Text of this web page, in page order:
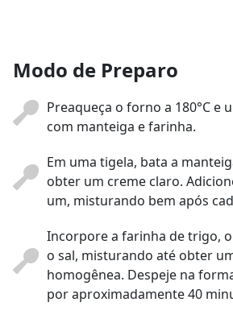
Modo de Preparo
Preaqueça o forno a 180°C e
com manteiga e farinha.
Em uma tigela, bata a
obter um creme claro.
um, misturando bem após
Incorpore a farinha de trigo,
o sal, misturando até obter
homogênea. Despeje na
por aproximadamente 40